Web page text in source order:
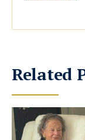
Related